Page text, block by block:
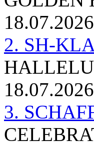
18.07.2026
2. SH-
18.07.2026
3.